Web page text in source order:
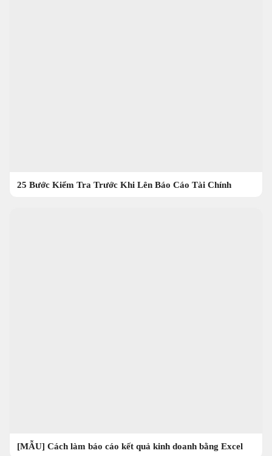
25 Bước Kiểm Tra Trước Khi Lên Báo Cáo Tài Chính
[MẪU] Cách làm báo cáo kết quả kinh doanh bằng Excel